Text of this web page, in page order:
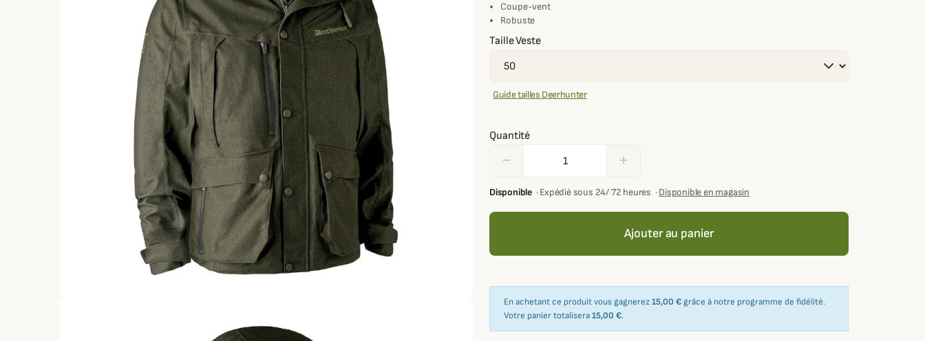
Coupe-vent
Robuste
Taille Veste
Guide tailles Deerhunter
Quantité
remove add
Disponible ·Expédié sous 24/ 72 heures ·Disponible en magasin
Ajouter au panier
En achetant ce produit vous gagnerez15,00 € grâce à notre programme de fidélité.
Votre panier totalisera15,00 €.